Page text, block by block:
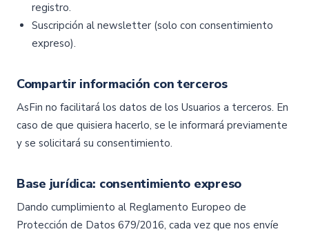
registro.
Suscripción al newsletter (solo con consentimiento
expreso).
Compartir información con terceros
AsFin no facilitará los datos de los Usuarios a terceros. En
caso de que quisiera hacerlo, se le informará previamente
y se solicitará su consentimiento.
Base jurídica: consentimiento expreso
Dando cumplimiento al Reglamento Europeo de
Protección de Datos 679/2016, cada vez que nos envíe